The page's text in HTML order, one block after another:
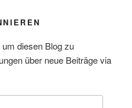
diesen Blog zu
über neue Beiträge via